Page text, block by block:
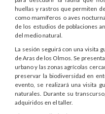
huellas y rastros que permiten
como mamíferos o aves
de los estudios de poblaciones
del medio natural.
La sesión seguirá con una visita
de Aras de los Olmos. Se
urbano y las zonas agrícolas
preservar la biodiversidad en
evento, se realizará una visita
naturales. Durante su
adquiridos en el taller.